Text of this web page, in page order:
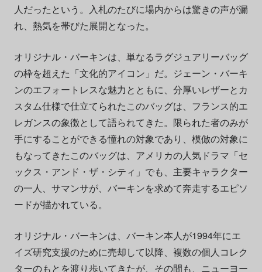
人だったという。入札のたびに場内からは驚きの声が漏
れ、熱気を帯びた展開となった。
オリジナル・バーキンは、単なるラグジュアリーバッグ
の枠を超えた「文化的アイコン」だ。ジェーン・バーキ
ンのエフォートレスな魅力とともに、分厚いレザーとカ
スタム仕様で仕立てられたこのバッグは、フランス的エ
レガンスの象徴として語られてきた。限られた者のみが
手にすることができる憧れの対象であり、模倣の対象に
もなってきたこのバッグは、アメリカの人気ドラマ「セ
ックス・アンド・ザ・シティ」でも、主要キャラクター
の一人、サマンサが、バーキンを求めて奔走するエピソ
ードが描かれている。
オリジナル・バーキンは、バーキン本人が1994年にエ
イズ研究支援のために売却して以降、複数の個人コレク
ターのもとを渡り歩いてきたが、その間も、 ニューヨー